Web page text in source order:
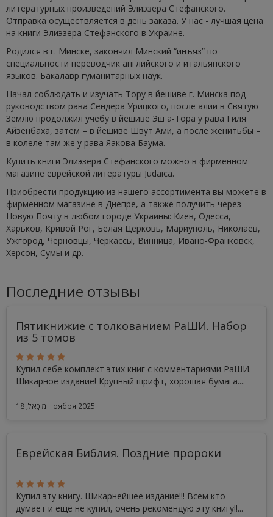
литературных произведений Элиэзера Стефанского.
Отправка осуществляется в день заказа. У нас - лучшая цена
на книги Элиэзера Стефанского в Украине.
Родился в г. Минске, закончил Минский “инъяз” по
специальности переводчик английского и итальянского
языков. Бакалавр гуманитарных наук.
Начал соблюдать и изучать Тору в йешиве г. Минска под
руководством рава Сендера Урицкого, после алии в Святую
Землю продолжил учебу в йешиве Эш а-Тора у рава Гиля
Айзенбаха, затем – в йешиве Швут Ами, а после женитьбы –
в колеле там же у рава Яакова Баума.
Купить книги Элиэзера Стефанского можно в фирменном
магазине еврейской литературы Judaica.
Приобрести продукцию из нашего ассортимента вы можете в
фирменном магазине в Днепре, а также получить через
Новую Почту в любом городе Украины: Киев, Одесса,
Харьков, Кривой Рог, Белая Церковь, Мариуполь, Николаев,
Ужгород, Черновцы, Черкассы, Винница, Ивано-Франковск,
Херсон, Сумы и др.
Последние отзывы
Пятикнижие с толкованием РаШИ. Набор
из 5 томов
Купил себе комплект этих книг с комментариями РаШИ.
Шикарное издание! Крупный шрифт, хорошая бумага....
מִיכָאֵל, 18 Ноября 2025
Еврейская Библия. Поздние пророки
Купил эту книгу. Шикарнейшее издание!!! Всем кто
думает и ещё не купил, очень рекомендую эту книгу!!...